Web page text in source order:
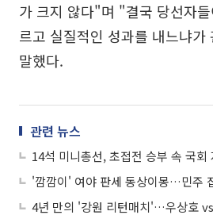
가 크지 않다"며 "결국 당선자
르고 실질적인 성과를 내느냐
말했다.
관련 뉴스
14석 미니총선, 초접전 승부 속 국회